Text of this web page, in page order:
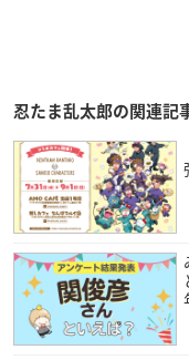
忍たま乱太郎の関連記